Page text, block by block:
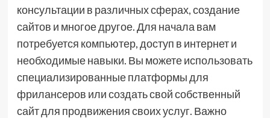
консультации в различных сферах, создание
сайтов и многое другое. Для начала вам
потребуется компьютер, доступ в интернет и
необходимые навыки. Вы можете использовать
специализированные платформы для
фрилансеров или создать свой собственный
сайт для продвижения своих услуг. Важно